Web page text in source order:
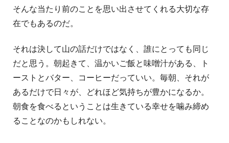
そんな当たり前のことを思い出させてくれる大切な存
在でもあるのだ。
それは決して山の話だけではなく、誰にとっても同じ
だと思う。朝起きて、温かいご飯と味噌汁がある、ト
ーストとバター、コーヒーだっていい。毎朝、それが
あるだけで日々が、どれほど気持ちが豊かになるか。
朝食を食べるということは生きている幸せを噛み締め
ることなのかもしれない。